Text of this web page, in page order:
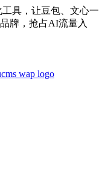
具，让豆包、文心一
牌，抢占AI流量入